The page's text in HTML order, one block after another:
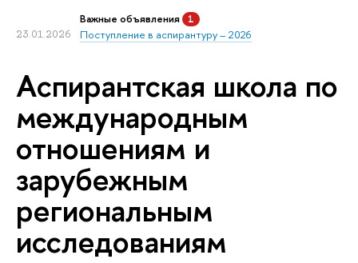
Важные объявления 1
23.01.2026 Поступление в аспирантуру – 2026
Аспирантская школа по
международным
отношениям и
зарубежным
региональным
исследованиям